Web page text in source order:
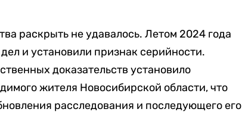
раскрыть не удавалось. Летом 2024 года
и установили признак серийности.
доказательств установило
жителя Новосибирской области, что
расследования и последующего его